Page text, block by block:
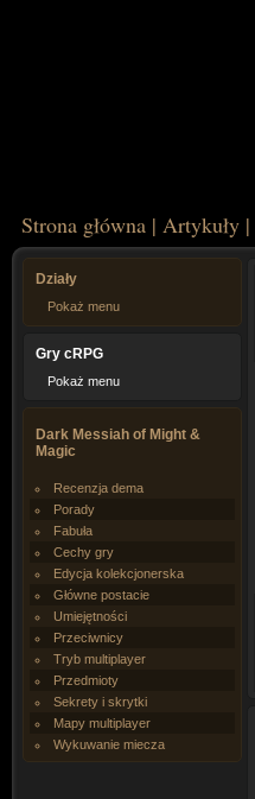
Strona główna | Artykuły |
Działy
Pokaż menu
Gry cRPG
Pokaż menu
Dark Messiah of Might &
Magic
Recenzja dema
Porady
Fabuła
Cechy gry
Edycja kolekcjonerska
Główne postacie
Umiejętności
Przeciwnicy
Tryb multiplayer
Przedmioty
Sekrety i skrytki
Mapy multiplayer
Wykuwanie miecza